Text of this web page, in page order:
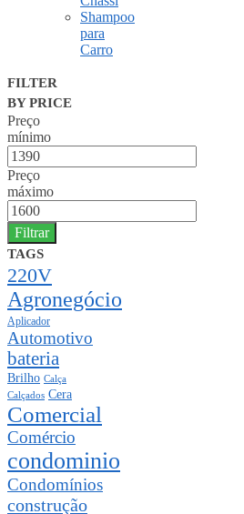
Shampoo
para
Carro
FILTER
BY PRICE
Preço
mínimo
Preço
máximo
Filtrar
TAGS
220V
Agronegócio
Aplicador
Automotivo
bateria
Brilho Calça
Calçados Cera
Comercial
Comércio
condominio
Condomínios
construção